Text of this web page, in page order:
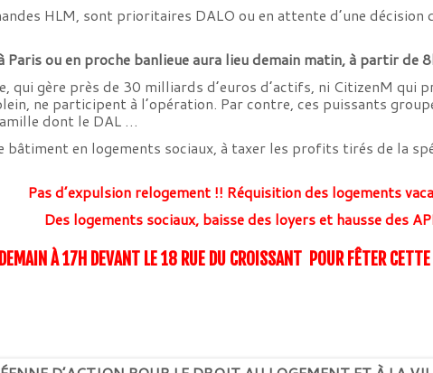
HLM, sont prioritaires DALO ou en attente d’une
Paris ou en proche banlieue aura lieu demain matin, à partir de
gère près de 30 milliards d’euros d’actifs, ni CitizenM qui
ne participent à l’opération. Par contre, ces puissants
dont le DAL …
bâtiment en logements sociaux, à taxer les profits tirés de la
Pas d’expulsion relogement !! Réquisition des logements
Des logements sociaux, baisse des loyers et hausse des
À 17H DEVANT LE 18 RUE DU CROISSANT POUR FÊTER CETTE